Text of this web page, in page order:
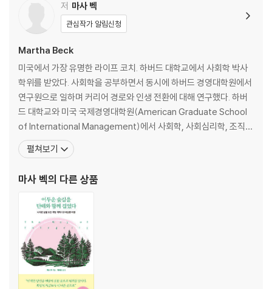
7. 삶을 새롭게 짜맞추는 기술, 온전한 퀼트처럼
8. 숙달: 내 안의 마법사를 움직이는 힘
PART 3. 창조적으로 살아가기
: 창의적 삶의 실천, 역할 전환, 공동체와 지구적 시선까지
9. 정해진 역할을 넘어, 진짜 나를 찾는 여정
10. 함께 만드는 창의성의 생태계
11. 무지의 마음에 머물기
저 마사 벡
관심작가 알림신청
Martha Beck
미국에서 가장 유명한 라이프 코치. 하버드 대학교에서 사회학 박사
학위를 받았다. 사회학을 공부하면서 동시에 하버드 경영대학원에서
연구원으로 일하며 커리어 경로와 인생 전환에 대해 연구했다. 하버
드 대학교와 미국 국제경영대학원(American Graduate School
of International Management)에서 사회학, 사회심리학, 조직
행동 및 경영 관리를 가르쳤으며 지금은 개인과 집단이 한 차원 높은
수준의 성공을 성취하도록 하는 코칭과 강연 활동을 하고 있다. 아홉
할 수 없는 불안과 혼
펼쳐보기
마사 벡의 다른 상품